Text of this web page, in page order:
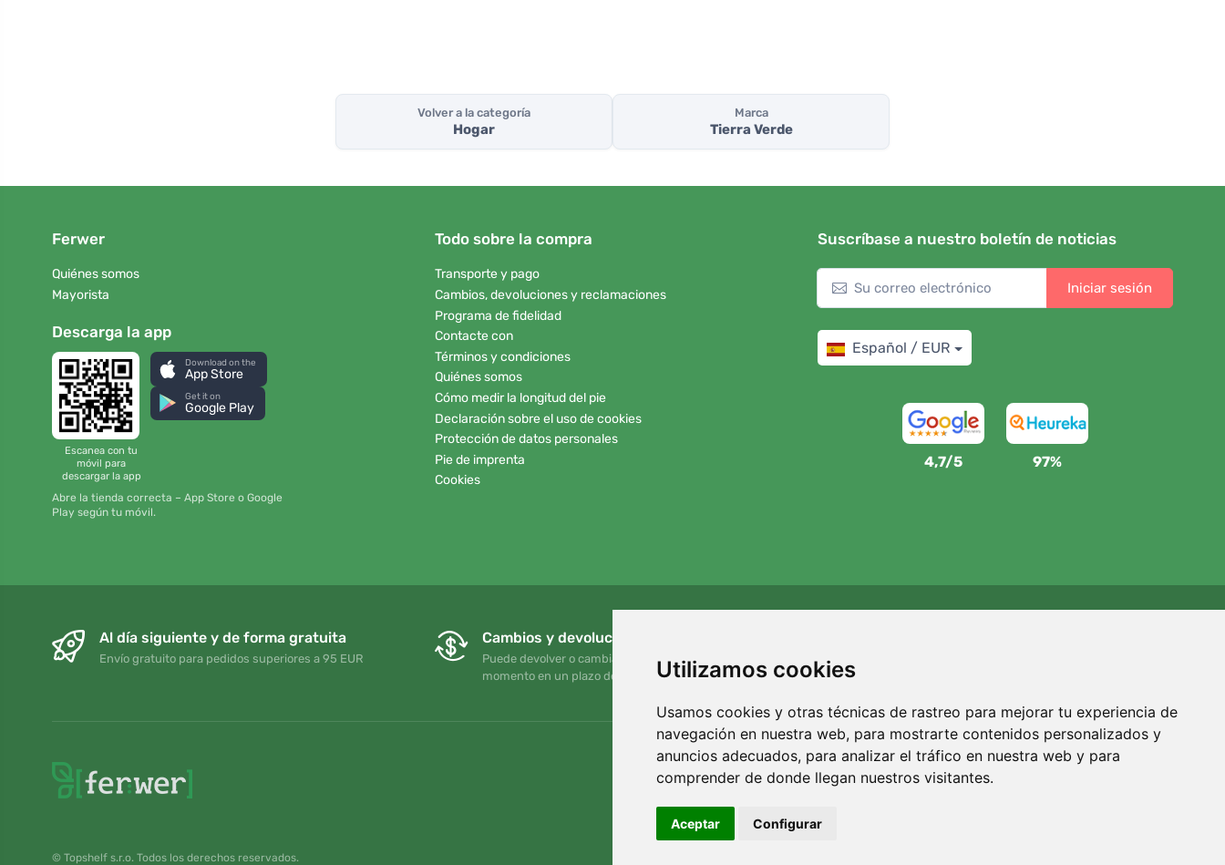
Utilizamos cookies
Usamos cookies y otras técnicas de rastreo para mejorar tu experiencia de
navegación en nuestra web, para mostrarte contenidos personalizados y
anuncios adecuados, para analizar el tráfico en nuestra web y para
comprender de donde llegan nuestros visitantes.
Aceptar Configurar
Volver a la categoría
Hogar
Marca
Tierra Verde
Ferwer
Quiénes somos
Mayorista
Descarga la app
Escanea con tu
móvil para
descargar la app
Download on the
App Store
Get it on
Google Play
Abre la tienda correcta – App Store o Google
Play según tu móvil.
Todo sobre la compra
Transporte y pago
Cambios, devoluciones y reclamaciones
Programa de fidelidad
Contacte con
Términos y condiciones
Quiénes somos
Cómo medir la longitud del pie
Declaración sobre el uso de cookies
Protección de datos personales
Pie de imprenta
Cookies
Suscríbase a nuestro boletín de noticias
Iniciar sesión
Español / EUR
4,7/5 97%
Al día siguiente y de forma gratuita
Envío gratuito para pedidos superiores a 95 EUR
Cambios y devoluciones gratuitos
Puede devolver o cambiar su pedido en cualquier
momento en un plazo de 90 días
© Topshelf s.r.o. Todos los derechos reservados.